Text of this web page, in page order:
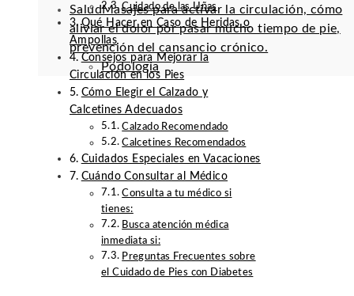
SaludMasajes para activar la circulación, cómo
aliviar el dolor por pasar mucho tiempo de pie,
prevención del cansancio crónico.
Podología
Cuidado de las Uñas
Qué Hacer en Caso de Heridas o
Ampollas
Consejos para Mejorar la
Circulación en los Pies
Cómo Elegir el Calzado y
Calcetines Adecuados
Calzado Recomendado
Calcetines Recomendados
Cuidados Especiales en Vacaciones
Cuándo Consultar al Médico
Consulta a tu médico si
tienes:
Busca atención médica
inmediata si:
Preguntas Frecuentes sobre
el Cuidado de Pies con Diabetes